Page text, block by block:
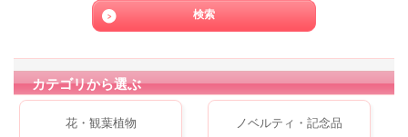
カテゴリから選ぶ
花・観葉植物 ノベルティ・記念品